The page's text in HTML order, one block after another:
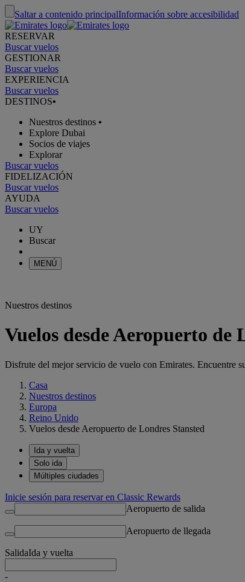
Saltar a contenido principalInformación sobre accesibilidad
RESERVAR
Buscar vuelos
GESTIONAR
Buscar vuelos
EXPERIENCIA
Buscar vuelos
DESTINOS•
Nuestros destinos •
Explore Dubai
Socios de viajes
Explorar
Buscar vuelos
FIDELIZACIÓN
Buscar vuelos
AYUDA
Buscar vuelos
UY
Buscar
MENÚ
Nuestros destinos
Vuelos desde Aeropuerto de
Disfrute del mejor servicio de vuelo con Emirates. Encuentre
Casa
Nuestros destinos
Europa
Reino Unido
Vuelos desde Aeropuerto de Londres Stansted​
Ida y vuelta
Solo ida
Múltiples ciudades
Inicie sesión para reservar en Classic Rewards
Aeropuerto de salida
Aeropuerto de llegada
SalidaIda y vuelta
-